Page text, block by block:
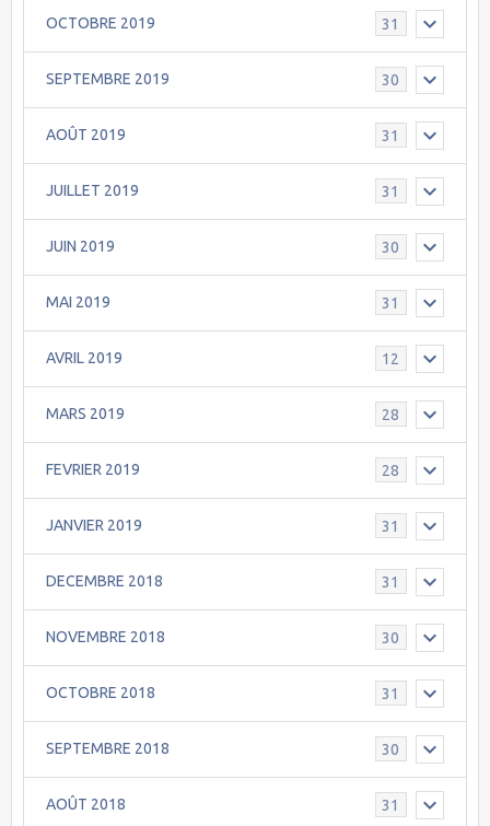
OCTOBRE 2019 31
SEPTEMBRE 2019 30
AOÛT 2019 31
JUILLET 2019 31
JUIN 2019 30
MAI 2019 31
AVRIL 2019 12
MARS 2019 28
FEVRIER 2019 28
JANVIER 2019 31
DECEMBRE 2018 31
NOVEMBRE 2018 30
OCTOBRE 2018 31
SEPTEMBRE 2018 30
AOÛT 2018 31